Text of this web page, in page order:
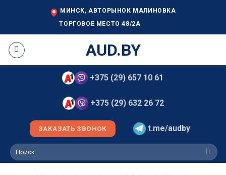
МИНСК, АВТОРЫНОК МАЛИНОВКА
ТОРГОВОЕ МЕСТО 48/2А
AUD.BY
+375 (29) 657 10 61
+375 (29) 632 26 72
ЗАКАЗАТЬ ЗВОНОК t.me/audby
Искать: